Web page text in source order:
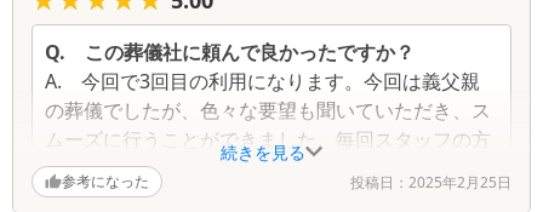
続きを見る
Q. この葬儀社に頼んで良かったですか？
A. 今回で3回目の利用になります。今回は義父親
の葬儀でしたが、色々な要望も聞いていただき、ス
ムーズに行うことができました。毎回スタッフの方
は皆親切で適切にアドバイスをしていただき助かり
ます。葬儀後もお花を届けていただいたり心配りが
参考になった 投稿日： 2025年2月25日